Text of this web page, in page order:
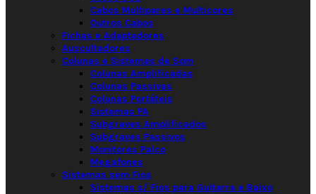
Cabos Multipares e Multicores
Outros Cabos
Fichas e Adaptadores
Auscultadores
Colunas e Sistemas de Som
Colunas Amplificadas
Colunas Passivas
Colunas Portáteis
Sistemas PA
Subgraves Amplificados
Subgraves Passivos
Monitores Palco
Megafones
Sistemas sem Fios
Sistemas s/ Fios para Guitarra e Baixo